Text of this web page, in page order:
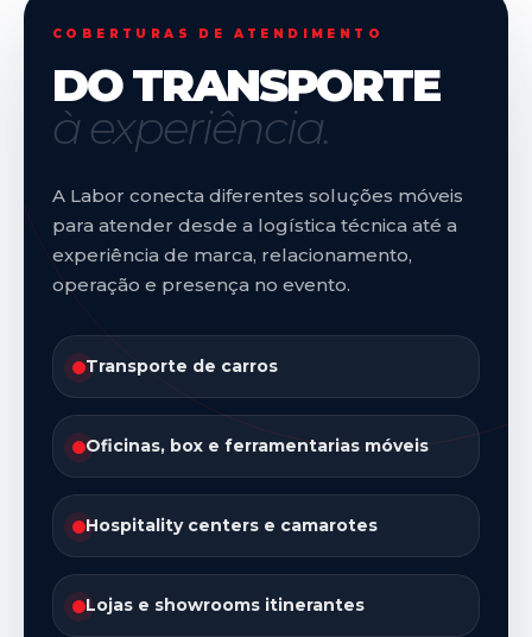
COBERTURAS DE ATENDIMENTO
DO TRANSPORTE
à experiência.
A Labor conecta diferentes soluções móveis
para atender desde a logística técnica até a
experiência de marca, relacionamento,
operação e presença no evento.
Transporte de carros
Oficinas, box e ferramentarias móveis
Hospitality centers e camarotes
Lojas e showrooms itinerantes